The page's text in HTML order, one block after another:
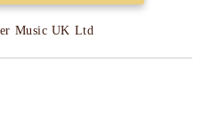
Music UK Ltd